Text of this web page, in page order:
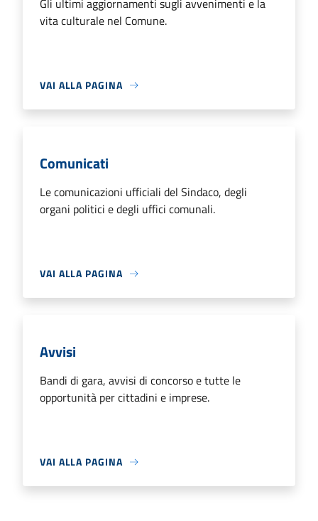
Gli ultimi aggiornamenti sugli avvenimenti e la
vita culturale nel Comune.
VAI ALLA PAGINA
Comunicati
Le comunicazioni ufficiali del Sindaco, degli
organi politici e degli uffici comunali.
VAI ALLA PAGINA
Avvisi
Bandi di gara, avvisi di concorso e tutte le
opportunità per cittadini e imprese.
VAI ALLA PAGINA